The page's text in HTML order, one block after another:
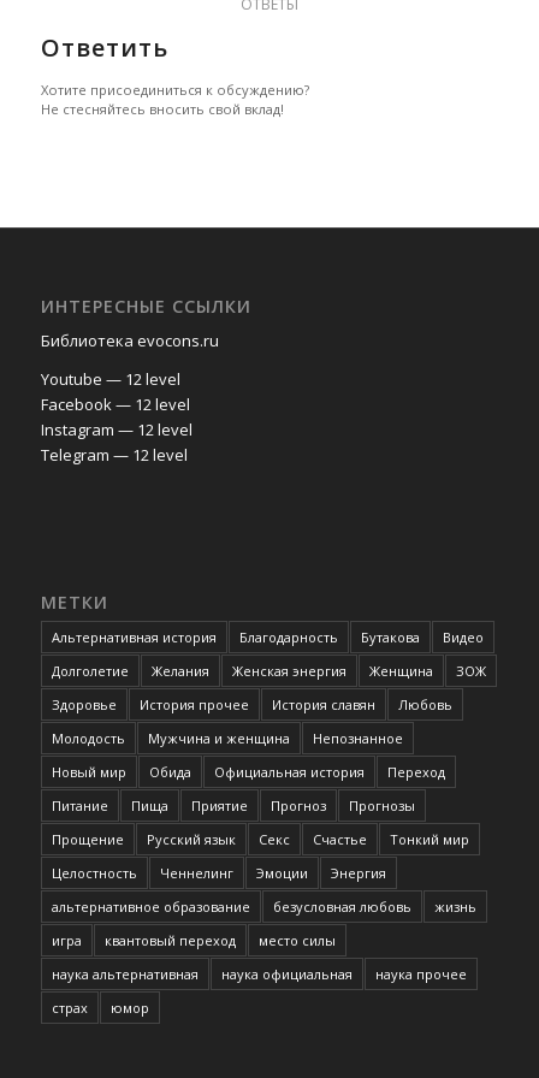
ОТВЕТЫ
Ответить
Хотите присоединиться к обсуждению?
Не стесняйтесь вносить свой вклад!
ИНТЕРЕСНЫЕ ССЫЛКИ
Библиотека evocons.ru
Youtube — 12 level
Facebook — 12 level
Instagram — 12 level
Telegram — 12 level
МЕТКИ
Альтернативная история Благодарность Бутакова
Видео
Долголетие
Желания Женская энергия Женщина
ЗОЖ
Здоровье
История прочее История славян
Любовь
Молодость
Мужчина и женщина
Непознанное
Новый мир
Обида Официальная история
Переход
Питание
Пища Приятие Прогноз
Прогнозы
Прощение
Русский язык Секс Счастье
Тонкий мир
Целостность
Ченнелинг Эмоции
Энергия
альтернативное образование
безусловная любовь
жизнь
игра
квантовый переход
место силы
наука альтернативная
наука официальная
наука прочее
страх
юмор